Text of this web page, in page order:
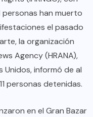
personas han muerto
el pasado
la organización
Agency (HRANA),
informó de al
personas detenidas.
en el Gran Bazar